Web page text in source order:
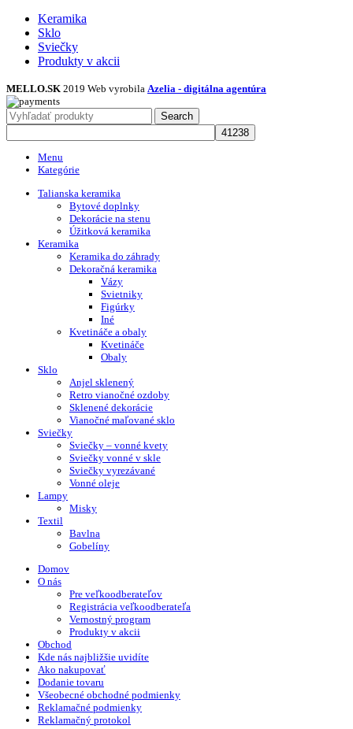
Keramika
Sklo
Sviečky
Produkty v akcii
MELLO.SK 2019 Web vyrobila Azelia - digitálna agentúra
Search
Menu
Kategórie
Talianska keramika
Bytové doplnky
Dekorácie na stenu
Úžitková keramika
Keramika
Keramika do záhrady
Dekoračná keramika
Vázy
Svietniky
Figúrky
Iné
Kvetináče a obaly
Kvetináče
Obaly
Sklo
Anjel sklenený
Retro vianočné ozdoby
Sklenené dekorácie
Vianočné maľované sklo
Sviečky
Sviečky – vonné kvety
Sviečky vonné v skle
Sviečky vyrezávané
Vonné oleje
Lampy
Misky
Textil
Bavlna
Gobelíny
Domov
O nás
Pre veľkoodberateľov
Registrácia veľkoodberateľa
Vernostný program
Produkty v akcii
Obchod
Kde nás najbližšie uvidíte
Ako nakupovať
Dodanie tovaru
Všeobecné obchodné podmienky
Reklamačné podmienky
Reklamačný protokol